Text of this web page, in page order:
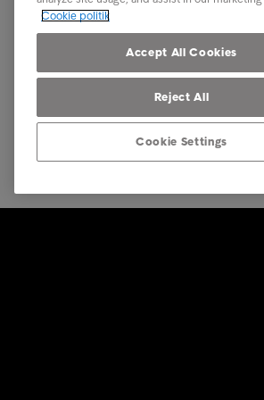
Om Intrum
Cookie politik
Accept All Cookies
Reject All
Cookie Settings